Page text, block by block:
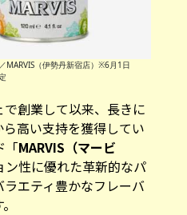
（伊勢丹新宿店）※6月1日
創業して以来、長きに
高い支持を獲得してい
「MARVIS（マービ
性に優れた革新的なパ
エティ豊かなフレーバ